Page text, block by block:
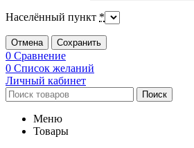
Населённый пункт *
Отмена Сохранить
0 Сравнение
0 Список желаний
Личный кабинет
Поиск
Меню
Товары